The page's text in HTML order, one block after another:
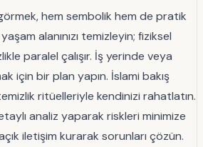
hem sembolik hem de pratik
alanınızı temizleyin; fiziksel
paralel çalışır. İş yerinde veya
için bir plan yapın. İslami bakış
ritüelleriyle kendinizi rahatlatın.
analiz yaparak riskleri minimize
iletişim kurarak sorunları çözün.